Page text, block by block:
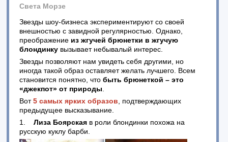
Света Морзе
Звезды шоу-бизнеса экспериментируют со своей
внешностью с завидной регулярностью. Однако,
преображение из жгучей брюнетки в жгучую
блондинку вызывает небывалый интерес.
Звезды позволяют нам увидеть себя другими, но
иногда такой образ оставляет желать лучшего. Всем
становится понятно, чтобыть брюнеткой – это
«джекпот» от природы
Вот5 самых ярких образов , подтверждающих
предыдущее высказывание.
1.Лиза Боярская в роли блондинки похожа на
русскую куклу барби.